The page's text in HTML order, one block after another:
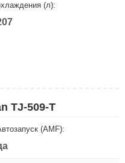
(л):
TJ-509-T
(AMF):